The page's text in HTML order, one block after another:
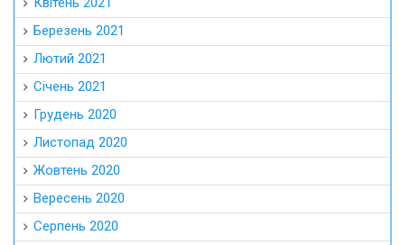
Березень 2021
Лютий 2021
Січень 2021
Грудень 2020
Листопад 2020
Жовтень 2020
Вересень 2020
Серпень 2020